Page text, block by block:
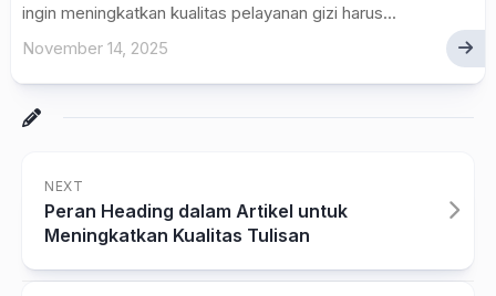
ingin meningkatkan kualitas pelayanan gizi harus...
November 14, 2025
NEXT
Peran Heading dalam Artikel untuk
Meningkatkan Kualitas Tulisan